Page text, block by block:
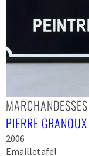
MARCHANDESSES
PIERRE GRANOUX
2006
Emailletafel